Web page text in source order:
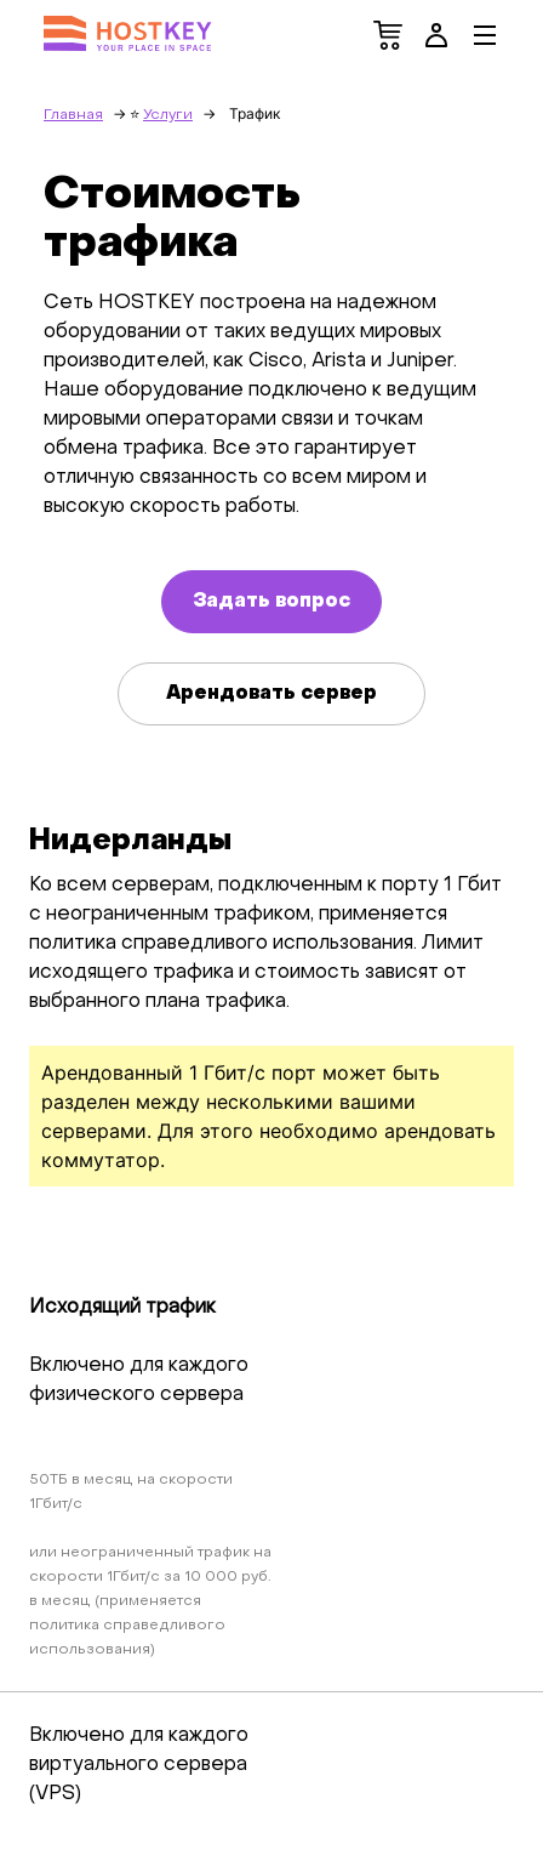
Главная Услуги Трафик
Стоимость
трафика
Сеть HOSTKEY построена на надежном
оборудовании от таких ведущих мировых
производителей, как Cisco, Arista и Juniper.
Наше оборудование подключено к ведущим
мировыми операторами связи и точкам
обмена трафика. Все это гарантирует
отличную связанность со всем миром и
высокую скорость работы.
Задать вопрос
Арендовать сервер
Нидерланды
Ко всем серверам, подключенным к порту 1 Гбит
с неограниченным трафиком, применяется
политика справедливого использования. Лимит
исходящего трафика и стоимость зависят от
выбранного плана трафика.
Арендованный 1 Гбит/c порт может быть
разделен между несколькими вашими
серверами. Для этого необходимо арендовать
коммутатор.
Исходящий трафик
Включено для каждого
физического сервера
50TБ в месяц на скорости
1Гбит/c
или неограниченный трафик на
скорости 1Гбит/c за 10 000 руб.
в месяц (применяется
политика справедливого
использования)
Включено для каждого
виртуального сервера
(VPS)